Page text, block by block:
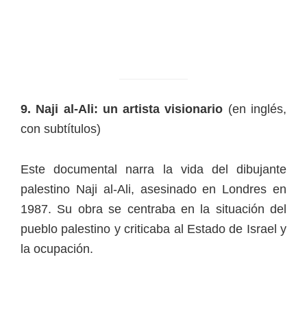
9. Naji al-Ali: un artista visionario (en inglés,
con subtítulos)
Este documental narra la vida del dibujante
palestino Naji al-Ali, asesinado en Londres en
1987. Su obra se centraba en la situación del
pueblo palestino y criticaba al Estado de Israel y
la ocupación.